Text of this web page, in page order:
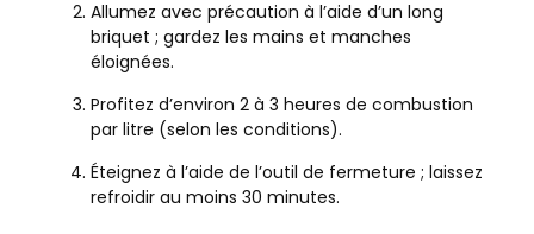
Allumez avec précaution à l’aide d’un long
briquet ; gardez les mains et manches
éloignées.
Profitez d’environ 2 à 3 heures de combustion
par litre (selon les conditions).
Éteignez à l’aide de l’outil de fermeture ; laissez
refroidir au moins 30 minutes.